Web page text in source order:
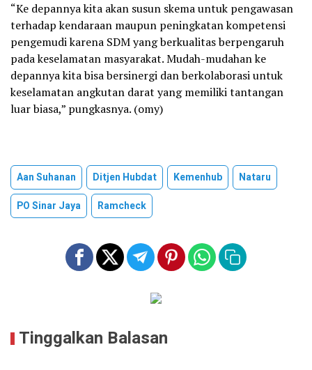
“Ke depannya kita akan susun skema untuk pengawasan
terhadap kendaraan maupun peningkatan kompetensi
pengemudi karena SDM yang berkualitas berpengaruh
pada keselamatan masyarakat. Mudah-mudahan ke
depannya kita bisa bersinergi dan berkolaborasi untuk
keselamatan angkutan darat yang memiliki tantangan
luar biasa,” pungkasnya. (omy)
Aan Suhanan Ditjen Hubdat Kemenhub
Nataru
PO Sinar Jaya
Ramcheck
Tinggalkan Balasan